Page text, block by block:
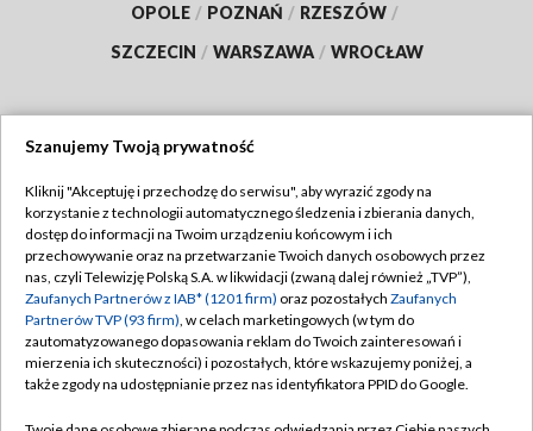
OPOLE / POZNAŃ / RZESZÓW /
SZCZECIN / WARSZAWA / WROCŁAW
TVP
Abonament TVP
Emisja w TVP
Centrum informacji TVP
Naziemna Telewizja Cyfrowa
Regulamin TVP
Polityka prywatności
Moje zgody
Pomoc
Szanujemy Twoją prywatność
Kliknij "Akceptuję i przechodzę do serwisu", aby wyrazić zgody na
korzystanie z technologii automatycznego śledzenia i zbierania danych,
dostęp do informacji na Twoim urządzeniu końcowym i ich
przechowywanie oraz na przetwarzanie Twoich danych osobowych przez
nas, czyli Telewizję Polską S.A. w likwidacji (zwaną dalej również „TVP”),
Zaufanych Partnerów z IAB* (1201 firm) oraz pozostałych Zaufanych
Partnerów TVP (93 firm), w celach marketingowych (w tym do
zautomatyzowanego dopasowania reklam do Twoich zainteresowań i
mierzenia ich skuteczności) i pozostałych, które wskazujemy poniżej, a
także zgody na udostępnianie przez nas identyfikatora PPID do Google.